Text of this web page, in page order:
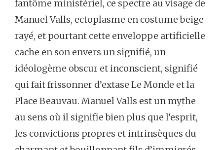
fantôme ministériel, ce spectre au visage de
Manuel Valls, ectoplasme en costume beige
rayé, et pourtant cette enveloppe artificielle
cache en son envers un signifié, un
idéologème obscur et inconscient, signifié
qui fait frissonner d’extase Le Monde et la
Place Beauvau. Manuel Valls est un mythe
au sens où il signifie bien plus que l’esprit,
les convictions propres et intrinsèques du